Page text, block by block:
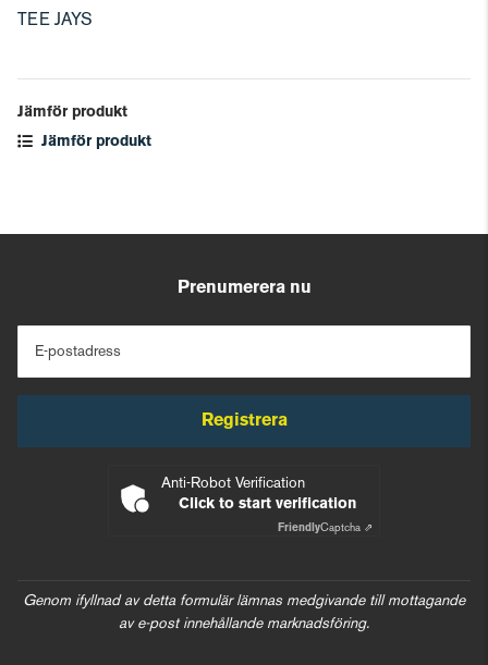
TEE JAYS
Jämför produkt
Jämför produkt
Prenumerera nu
E-postadress
Registrera
Anti-Robot Verification
Click to start verification
FriendlyCaptcha ⇗
Genom ifyllnad av detta formulär lämnas medgivande till mottagande
av e-post innehållande marknadsföring.